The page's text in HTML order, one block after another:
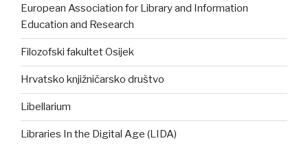
European Association for Library and Information
Education and Research
Filozofski fakultet Osijek
Hrvatsko knjižničarsko društvo
Libellarium
Libraries In the Digital Age (LIDA)